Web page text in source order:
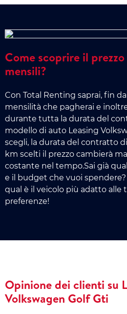
Come scoprire il
mensili?
Con Total Renting saprai, fin
mensilità che pagherai e
durante tutta la durata del
modello di auto Leasing
scegli, la durata del contratto
km scelti il prezzo cambierà
costante nel tempo.Sai già
e il budget che vuoi
qual è il veicolo più adatto alle
preferenze!
Opinione dei clienti su
Volkswagen Golf Gti